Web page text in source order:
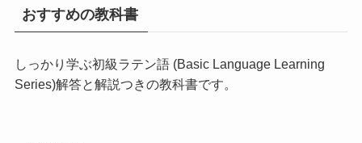
おすすめの教科書
しっかり学ぶ初級ラテン語 (Basic Language Learning
Series)解答と解説つきの教科書です。